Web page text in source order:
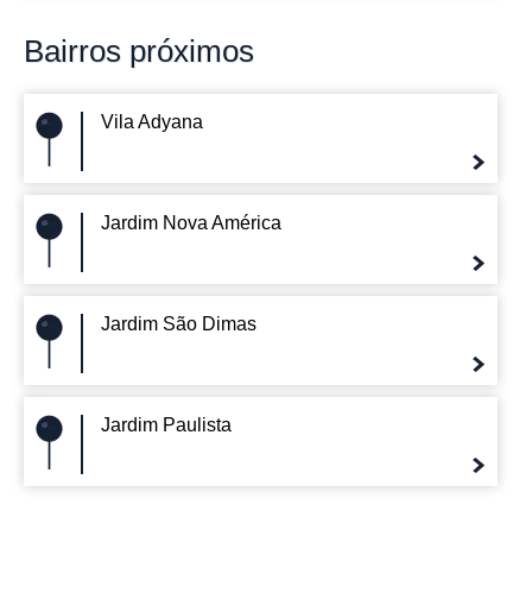
Bairros próximos
Vila Adyana
Jardim Nova América
Jardim São Dimas
Jardim Paulista